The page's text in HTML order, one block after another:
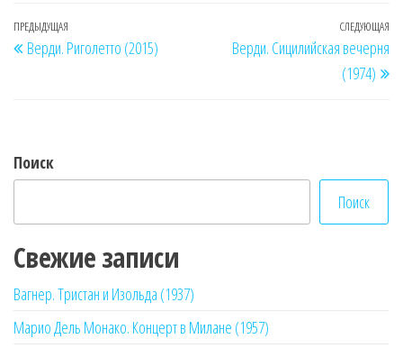
Навигация
по
Предыдущая
запись
ПРЕДЫДУЩАЯ
Верди. Риголетто (2015)
СЛЕДУЮЩАЯ
Верди. Сицилийская вечерня
(1974)
Поиск
Поиск
Свежие записи
Вагнер. Тристан и Изольда (1937)
Марио Дель Монако. Концерт в Милане (1957)